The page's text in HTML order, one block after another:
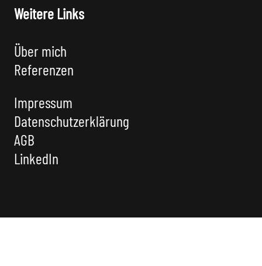
Weitere Links
Über mich
Referenzen
Impressum
Datenschutzerklärung
AGB
LinkedIn